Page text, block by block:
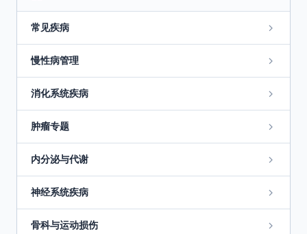
常见疾病
慢性病管理
消化系统疾病
肿瘤专题
内分泌与代谢
神经系统疾病
骨科与运动损伤